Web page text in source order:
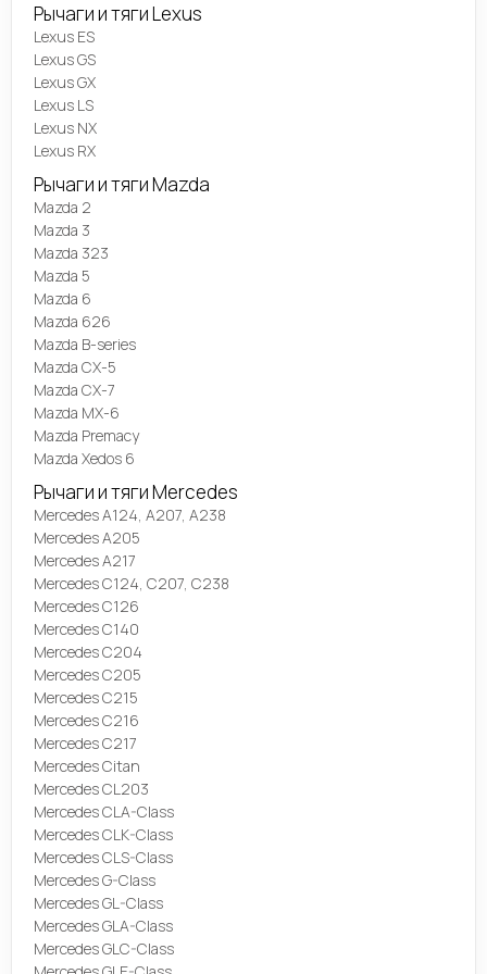
Рычаги и тяги Lexus
Lexus ES
Lexus GS
Lexus GX
Lexus LS
Lexus NX
Lexus RX
Рычаги и тяги Mazda
Mazda 2
Mazda 3
Mazda 323
Mazda 5
Mazda 6
Mazda 626
Mazda B-series
Mazda CX-5
Mazda CX-7
Mazda MX-6
Mazda Premacy
Mazda Xedos 6
Рычаги и тяги Mercedes
Mercedes A124, A207, A238
Mercedes A205
Mercedes A217
Mercedes C124, C207, C238
Mercedes C126
Mercedes C140
Mercedes C204
Mercedes C205
Mercedes C215
Mercedes C216
Mercedes C217
Mercedes Citan
Mercedes CL203
Mercedes CLA-Class
Mercedes CLK-Class
Mercedes CLS-Class
Mercedes G-Class
Mercedes GL-Class
Mercedes GLA-Class
Mercedes GLC-Class